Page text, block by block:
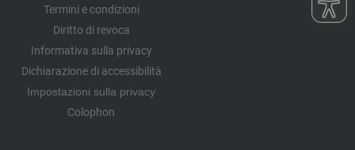
Termini e condizioni
Diritto di revoca
Informativa sulla privacy
Dichiarazione di accessibilità
Impostazioni sulla privacy
Colophon